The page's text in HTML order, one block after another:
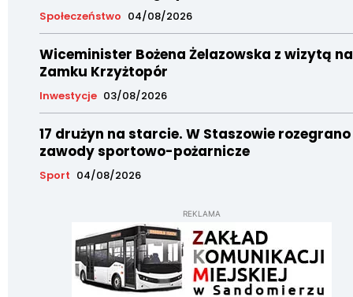
Społeczeństwo 04/08/2026
Wiceminister Bożena Żelazowska z wizytą na
Zamku Krzyżtopór
Inwestycje 03/08/2026
17 drużyn na starcie. W Staszowie rozegrano
zawody sportowo-pożarnicze
Sport 04/08/2026
REKLAMA